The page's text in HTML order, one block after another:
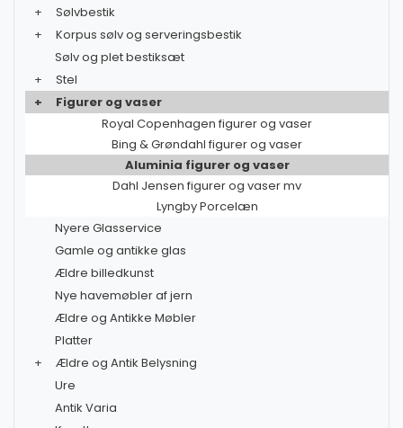
+
Sølvbestik
+
Korpus sølv og serveringsbestik
Sølv og plet bestiksæt
+
Stel
+
Figurer og vaser
Royal Copenhagen figurer og vaser
Bing & Grøndahl figurer og vaser
Aluminia figurer og vaser
Dahl Jensen figurer og vaser mv
Lyngby Porcelæn
Nyere Glasservice
Gamle og antikke glas
Ældre billedkunst
Nye havemøbler af jern
Ældre og Antikke Møbler
Platter
+
Ældre og Antik Belysning
Ure
Antik Varia